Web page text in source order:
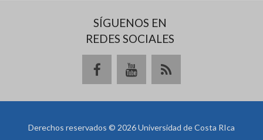
SÍGUENOS EN
REDES SOCIALES
Derechos reservados © 2026 Universidad de Costa RIca